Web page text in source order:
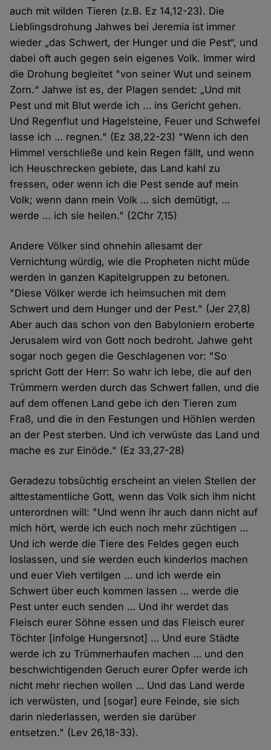
auch mit wilden Tieren (z.B. Ez 14,12-23). Die
Lieblingsdrohung Jahwes bei Jeremia ist immer
wieder „das Schwert, der Hunger und die Pest“, und
dabei oft auch gegen sein eigenes Volk. Immer wird
die Drohung begleitet "von seiner Wut und seinem
Zorn.“ Jahwe ist es, der Plagen sendet: „Und mit
Pest und mit Blut werde ich … ins Gericht gehen.
Und Regenflut und Hagelsteine, Feuer und Schwefel
lasse ich … regnen." (Ez 38,22-23) "Wenn ich den
Himmel verschließe und kein Regen fällt, und wenn
ich Heuschrecken gebiete, das Land kahl zu
fressen, oder wenn ich die Pest sende auf mein
Volk; wenn dann mein Volk … sich demütigt, …
werde … ich sie heilen." (2Chr 7,15)
Andere Völker sind ohnehin allesamt der
Vernichtung würdig, wie die Propheten nicht müde
werden in ganzen Kapitelgruppen zu betonen.
"Diese Völker werde ich heimsuchen mit dem
Schwert und dem Hunger und der Pest." (Jer 27,8)
Aber auch das schon von den Babyloniern eroberte
Jerusalem wird von Gott noch bedroht. Jahwe geht
sogar noch gegen die Geschlagenen vor: "So
spricht Gott der Herr: So wahr ich lebe, die auf den
Trümmern werden durch das Schwert fallen, und die
auf dem offenen Land gebe ich den Tieren zum
Fraß, und die in den Festungen und Höhlen werden
an der Pest sterben. Und ich verwüste das Land und
mache es zur Einöde." (Ez 33,27-28)
Geradezu tobsüchtig erscheint an vielen Stellen der
alttestamentliche Gott, wenn das Volk sich ihm nicht
unterordnen will: "Und wenn ihr auch dann nicht auf
mich hört, werde ich euch noch mehr züchtigen …
Und ich werde die Tiere des Feldes gegen euch
loslassen, und sie werden euch kinderlos machen
und euer Vieh vertilgen … und ich werde ein
Schwert über euch kommen lassen … werde die
Pest unter euch senden … Und ihr werdet das
Fleisch eurer Söhne essen und das Fleisch eurer
Töchter [infolge Hungersnot] … Und eure Städte
werde ich zu Trümmerhaufen machen … und den
beschwichtigenden Geruch eurer Opfer werde ich
nicht mehr riechen wollen … Und das Land werde
ich verwüsten, und [sogar] eure Feinde, sie sich
darin niederlassen, werden sie darüber
entsetzen." (Lev 26,18-33).